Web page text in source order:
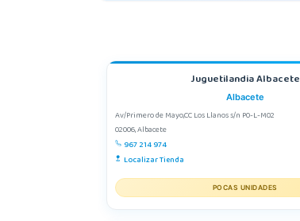
Juguetilandia Albacete
Albacete
Av/Primero de Mayo,CC Los Llanos s/n P0-L-M02
02006, Albacete
967 214 974
Localizar Tienda
POCAS UNIDADES